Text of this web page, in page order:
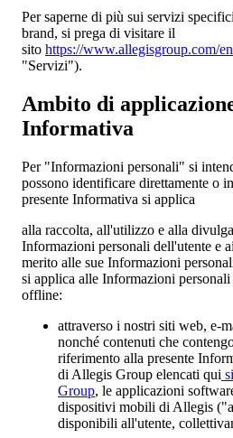
Per saperne di più sui servizi
brand, si prega di visitare il
sito https://www.allegisgroup.com/
"Servizi").
Ambito di
Informativa
Per "Informazioni personali" si
possono identificare direttamente o
presente Informativa si applica
alla raccolta, all'utilizzo e alla
Informazioni personali dell'utente e
merito alle sue Informazioni
si applica alle Informazioni
offline:
attraverso i nostri siti web, e-
nonché contenuti che
riferimento alla presente
di Allegis Group elencati qui
Group, le applicazioni
dispositivi mobili di Allegis
disponibili all'utente,